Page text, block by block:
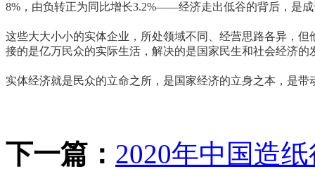
8%，由负转正为同比增长3.2%——经济走出低谷的背后，是
这些大大小小的实体企业，所处领域不同、经营思路各异，
接的是亿万民众的实际生活，解决的是国家民生和社会经济的
实体经济就是民众的立命之所，是国家经济的立身之本，是
下一篇： 2020年中国造